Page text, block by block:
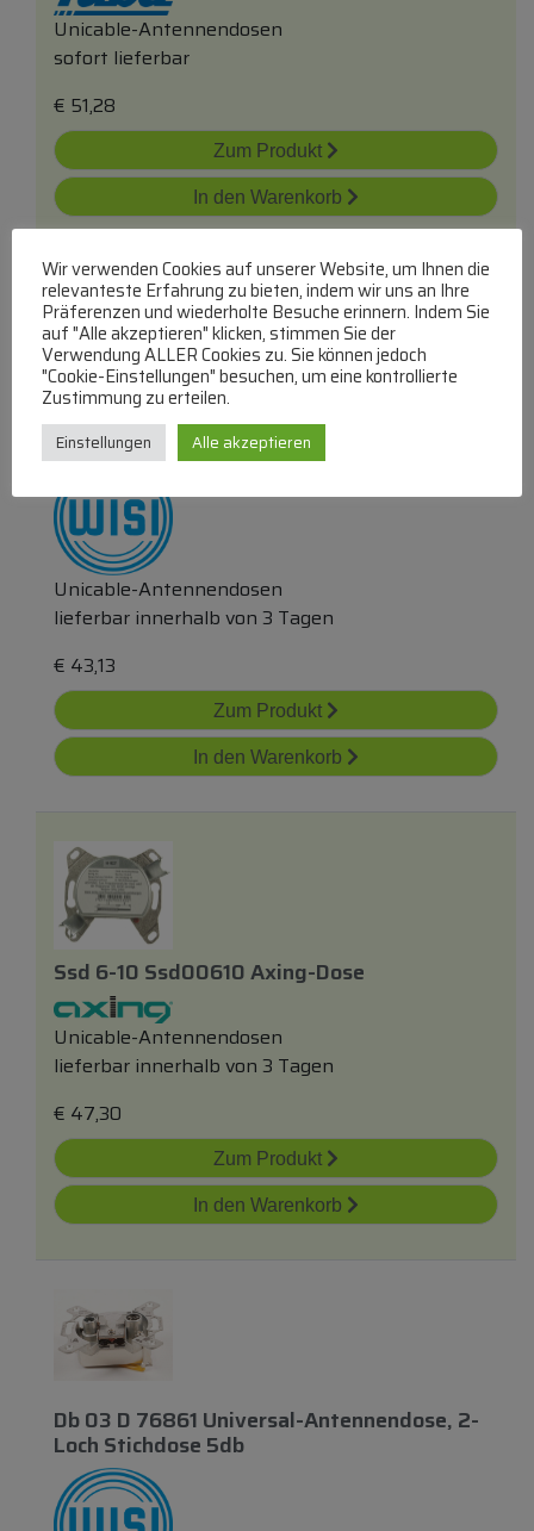
Unicable-Antennendosen
sofort lieferbar
€ 51,28
Zum Produkt
In den Warenkorb
Db 64 11334 Unicable Antennendose, 1 Stück,
Sat-Tv-Fm, 47...2150mhz
Unicable-Antennendosen
lieferbar innerhalb von 3 Tagen
€ 43,13
Zum Produkt
In den Warenkorb
Ssd 6-10 Ssd00610 Axing-Dose
Unicable-Antennendosen
lieferbar innerhalb von 3 Tagen
€ 47,30
Zum Produkt
In den Warenkorb
Db 03 D 76861 Universal-Antennendose, 2-
Loch Stichdose 5db
Wir verwenden Cookies auf unserer Website, um Ihnen die
relevanteste Erfahrung zu bieten, indem wir uns an Ihre
Präferenzen und wiederholte Besuche erinnern. Indem Sie
auf "Alle akzeptieren" klicken, stimmen Sie der
Verwendung ALLER Cookies zu. Sie können jedoch
"Cookie-Einstellungen" besuchen, um eine kontrollierte
Zustimmung zu erteilen.
Einstellungen Alle akzeptieren